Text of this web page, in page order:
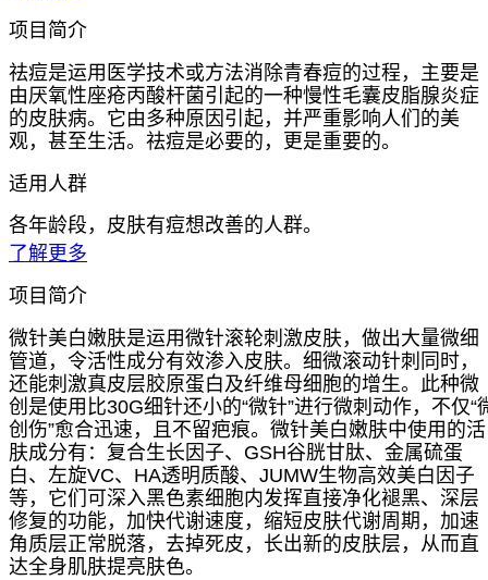
项目简介
祛痘是运用医学技术或方法消除青春痘的过程，主要是
由厌氧性座疮丙酸杆菌引起的一种慢性毛囊皮脂腺炎症
的皮肤病。它由多种原因引起，并严重影响人们的美
观，甚至生活。祛痘是必要的，更是重要的。
适用人群
各年龄段，皮肤有痘想改善的人群。
了解更多
项目简介
微针美白嫩肤是运用微针滚轮刺激皮肤，做出大量微细
管道，令活性成分有效渗入皮肤。细微滚动针刺同时，
还能刺激真皮层胶原蛋白及纤维母细胞的增生。此种微
创是使用比30G细针还小的“微针”进行微刺动作，不仅“
创伤”愈合迅速，且不留疤痕。微针美白嫩肤中使用的活
肤成分有：复合生长因子、GSH谷胱甘肽、金属硫蛋
白、左旋VC、HA透明质酸、JUMW生物高效美白因子
等，它们可深入黑色素细胞内发挥直接净化褪黑、深层
修复的功能，加快代谢速度，缩短皮肤代谢周期，加速
角质层正常脱落，去掉死皮，长出新的皮肤层，从而直
达全身肌肤提亮肤色。